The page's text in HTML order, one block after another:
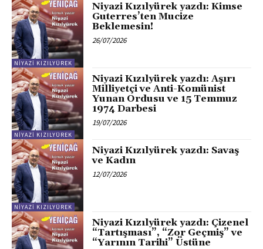
NIYAZI KIZILYÜREK
Niyazi Kızılyürek yazdı: Kimse
Guterres’ten Mucize
Beklemesin!
26/07/2026
NIYAZI KIZILYÜREK
Niyazi Kızılyürek yazdı: Aşırı
Milliyetçi ve Anti-Komünist
Yunan Ordusu ve 15 Temmuz
1974 Darbesi
19/07/2026
NIYAZI KIZILYÜREK
Niyazi Kızılyürek yazdı: Savaş
ve Kadın
12/07/2026
Niyazi Kızılyürek yazdı: Çizenel
“Tartışması”, “Zor Geçmiş” ve
“Yarının Tarihi” Üstüne